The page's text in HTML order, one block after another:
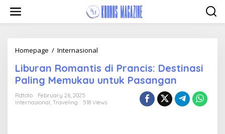
content
Homepage / Internasional
di
Prancis:
Destinasi
Memukau
Liburan Romantis di Prancis: Destinasi
Paling Memukau untuk Pasangan
Rdtoto
February 26, 2025
Internasional, Traveling 518 Views